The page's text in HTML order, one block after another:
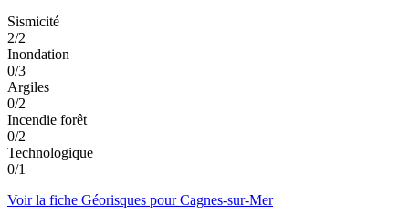
Sismicité
2/2
Inondation
0/3
Argiles
0/2
Incendie forêt
0/2
Technologique
0/1
Voir la fiche Géorisques pourCagnes-sur-Mer